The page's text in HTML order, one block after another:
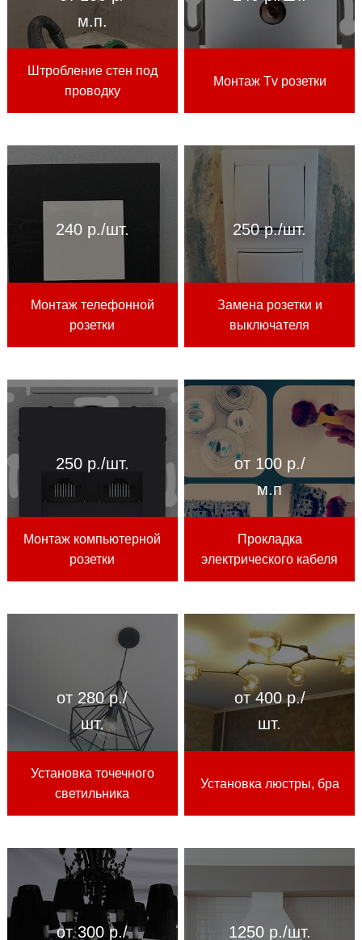
м.п.
Штробление стен под
проводку
Монтаж Tv розетки
240 р./шт.
Монтаж телефонной
розетки
250 р./шт.
Замена розетки и
выключателя
250 р./шт.
Монтаж компьютерной
розетки
от 100 р./
м.п
Прокладка
электрического кабеля
от 280 р./
шт.
Установка точечного
светильника
от 400 р./
шт.
Установка люстры, бра
от 300 р./ 1250 р./шт.